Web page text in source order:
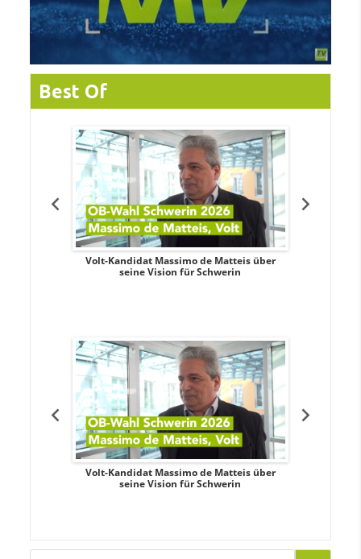
Best Of
Volt-Kandidat Massimo de Matteis über
seine Vision für Schwerin
Volt-Kandidat Massimo de Matteis über
seine Vision für Schwerin